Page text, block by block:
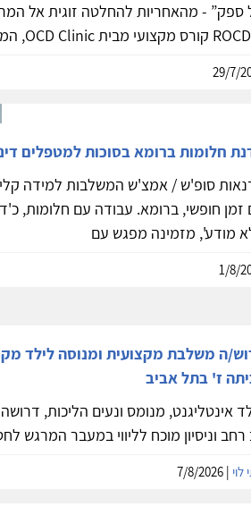
ספק” - מהאחריות להחלטה זוגית אל
29/7/
חלומות ברומא בסוכות למטפלים
סופ'ש / אמצ'ש המשלבות למידה
זמן חופשי, ברומא. עבודה עם חלומות,
מודע', מזמינה מפגש עם
1/8/
ה משלבת מקצועית ומנוסה לילד
ז' בתל אביב
אינטליגנט, מנומס ונעים הליכות,
רחב וניסיון מוכח לליווי במעבר המרגש
לוי